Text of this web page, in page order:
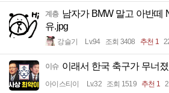
계층 남자가 BMW 말고 아반떼
유.jpg
강슬기 Lv.94 조회 3408 추천 1
이슈 이래서 한국 축구가 무너
아이스티이 Lv.32 조회 1519 추천 1